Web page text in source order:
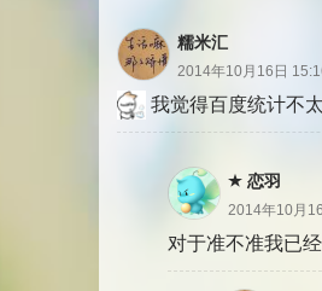
糯米汇
2014年10月16日
我觉得百度统计不
恋羽
2014年10月
对于准不准我已